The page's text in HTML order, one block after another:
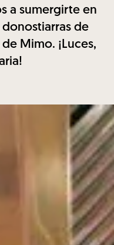
a sumergirte en
de
Mimo. ¡Luces,